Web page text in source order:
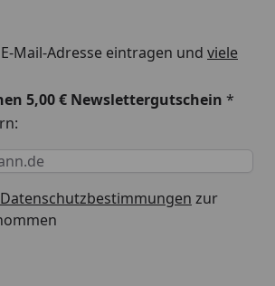
Mail-Adresse eintragen und viele
5,00 € Newslettergutschein *
Datenschutzbestimmungen zur